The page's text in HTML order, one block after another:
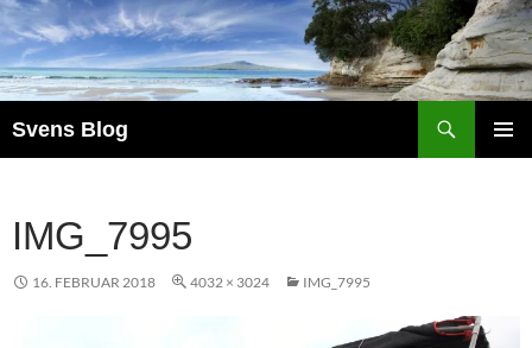
Svens Blog
IMG_7995
16. FEBRUAR 2018 4032 × 3024 IMG_7995